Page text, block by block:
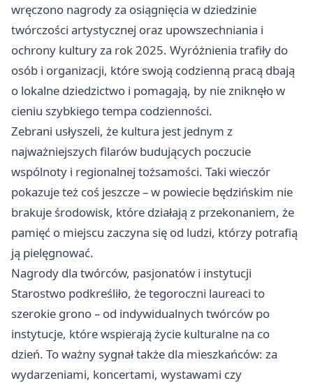
wręczono nagrody za osiągnięcia w dziedzinie
twórczości artystycznej oraz upowszechniania i
ochrony kultury za rok 2025. Wyróżnienia trafiły do
osób i organizacji, które swoją codzienną pracą dbają
o lokalne dziedzictwo i pomagają, by nie zniknęło w
cieniu szybkiego tempa codzienności.
Zebrani usłyszeli, że kultura jest jednym z
najważniejszych filarów budujących poczucie
wspólnoty i regionalnej tożsamości. Taki wieczór
pokazuje też coś jeszcze – w powiecie będzińskim nie
brakuje środowisk, które działają z przekonaniem, że
pamięć o miejscu zaczyna się od ludzi, którzy potrafią
ją pielęgnować.
Nagrody dla twórców, pasjonatów i instytucji
Starostwo podkreśliło, że tegoroczni laureaci to
szerokie grono – od indywidualnych twórców po
instytucje, które wspierają życie kulturalne na co
dzień. To ważny sygnał także dla mieszkańców: za
wydarzeniami, koncertami, wystawami czy